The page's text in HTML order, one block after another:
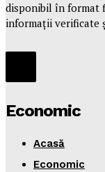
disponibil în format
informații verificate
Economic
Acasă
Economic